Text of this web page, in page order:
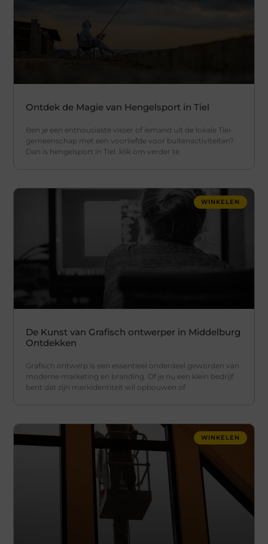
Ontdek de Magie van Hengelsport in Tiel
Ben je een enthousiaste visser of iemand uit de lokale Tiel-
gemeenschap met een voorliefde voor buitenactiviteiten?
Dan is hengelsport in Tiel. klik om verder te
WINKELEN
De Kunst van Grafisch ontwerper in Middelburg
Ontdekken
Grafisch ontwerp is een essentieel onderdeel geworden van
moderne marketing en branding. Of je nu een klein bedrijf
bent dat zijn merkidentiteit wil opbouwen of
WINKELEN